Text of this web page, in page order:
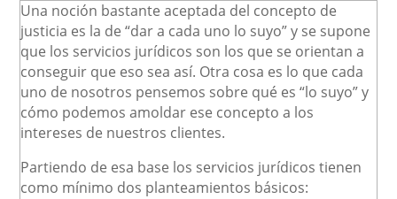
Una noción bastante aceptada del concepto de
justicia es la de “dar a cada uno lo suyo” y se supone
que los servicios jurídicos son los que se orientan a
conseguir que eso sea así. Otra cosa es lo que cada
uno de nosotros pensemos sobre qué es “lo suyo” y
cómo podemos amoldar ese concepto a los
intereses de nuestros clientes.
Partiendo de esa base los servicios jurídicos tienen
como mínimo dos planteamientos básicos: